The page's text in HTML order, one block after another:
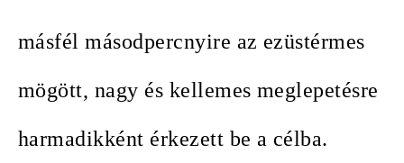
másfél másodpercnyire az ezüstérmes
mögött, nagy és kellemes meglepetésre
harmadikként érkezett be a célba.